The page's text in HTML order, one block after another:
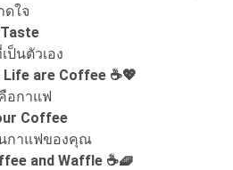
ใจ
ป็นตัวเอง
are Coffee ☕💖
อกาแฟ
Coffee
นกาแฟของคุณ
and Waffle ☕🧇